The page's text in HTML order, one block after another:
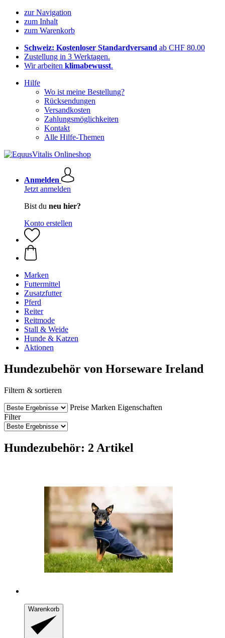
zur Navigation
zum Inhalt
zum Warenkorb
Schweiz: Kostenloser Standardversand ab CHF 80.00
Zustellung in 3 Werktagen.
Wir arbeiten klimabewusst.
Hilfe
Wo ist meine Bestellung?
Rücksendungen
Versandkosten
Zahlungsmöglichkeiten
Kontakt
Alle Hilfe-Themen
Anmelden
Jetzt anmelden
Bist du neu hier?
Konto erstellen
Marken
Futtermittel
Zusatzfutter
Pferd
Reiter
Reitmode
Stall & Weide
Hunde & Katzen
Aktionen
Hundezubehör von Horseware Ireland
Filtern & sortieren
Preise Marken Eigenschaften
Filter
Hundezubehör: 2 Artikel
Warenkorb